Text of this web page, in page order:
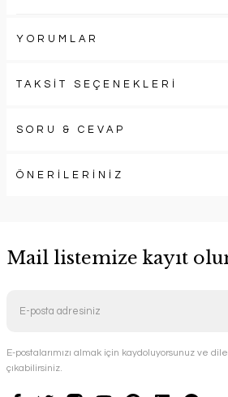
YORUMLAR
TAKSİT SEÇENEKLERİ
SORU & CEVAP
ÖNERİLERİNİZ
Mail listemize kayıt
E-postalarımızı almak için kaydoluyorsunuz ve
çıkabilirsiniz.